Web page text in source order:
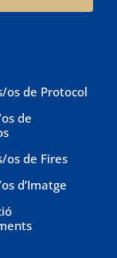
os de Protocol
de
os de Fires
d’Imatge